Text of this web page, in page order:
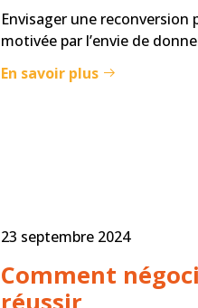
Envisager une
motivée par l’envie de
En savoir plus
23 septembre 2024
Comment